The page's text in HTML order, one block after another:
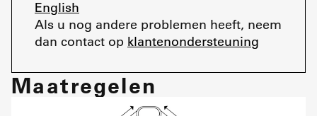
English
Als u nog andere problemen heeft, neem
dan contact op klantenondersteuning
Maatregelen